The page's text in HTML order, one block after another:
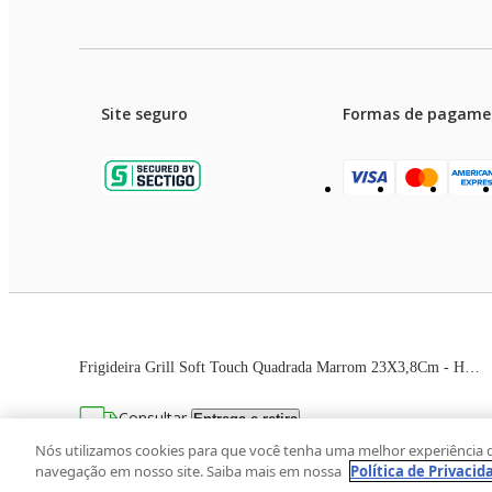
Consultar Entrega e retira
Site seguro Formas de
Preços e condições de
As imagens dos produtos são meramente ilustrativas.
Avenida Zaki Narchi, nº 1650, sobreloja,
Nós utilizamos cookies para que você tenha uma melhor experiência
navegação em nosso site. Saiba mais em nossa Política de